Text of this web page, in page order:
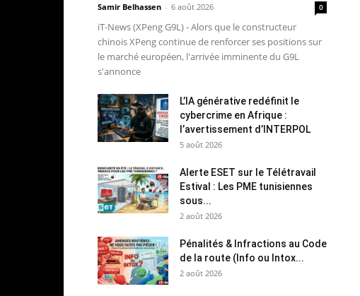
Samir Belhassen - 6 août 2026 0
iT-News (XPeng G9L) - Alors que le constructeur
chinois XPeng continue de renforcer ses positions sur
le marché européen, l'arrivée imminente du G9L
s'annonce
L’IA générative redéfinit le
cybercrime en Afrique :
l’avertissement d’INTERPOL
5 août 2026
Alerte ESET sur le Télétravail
Estival : Les PME tunisiennes
sous...
2 août 2026
Pénalités & Infractions au Code
de la route (Info ou Intox...
2 août 2026